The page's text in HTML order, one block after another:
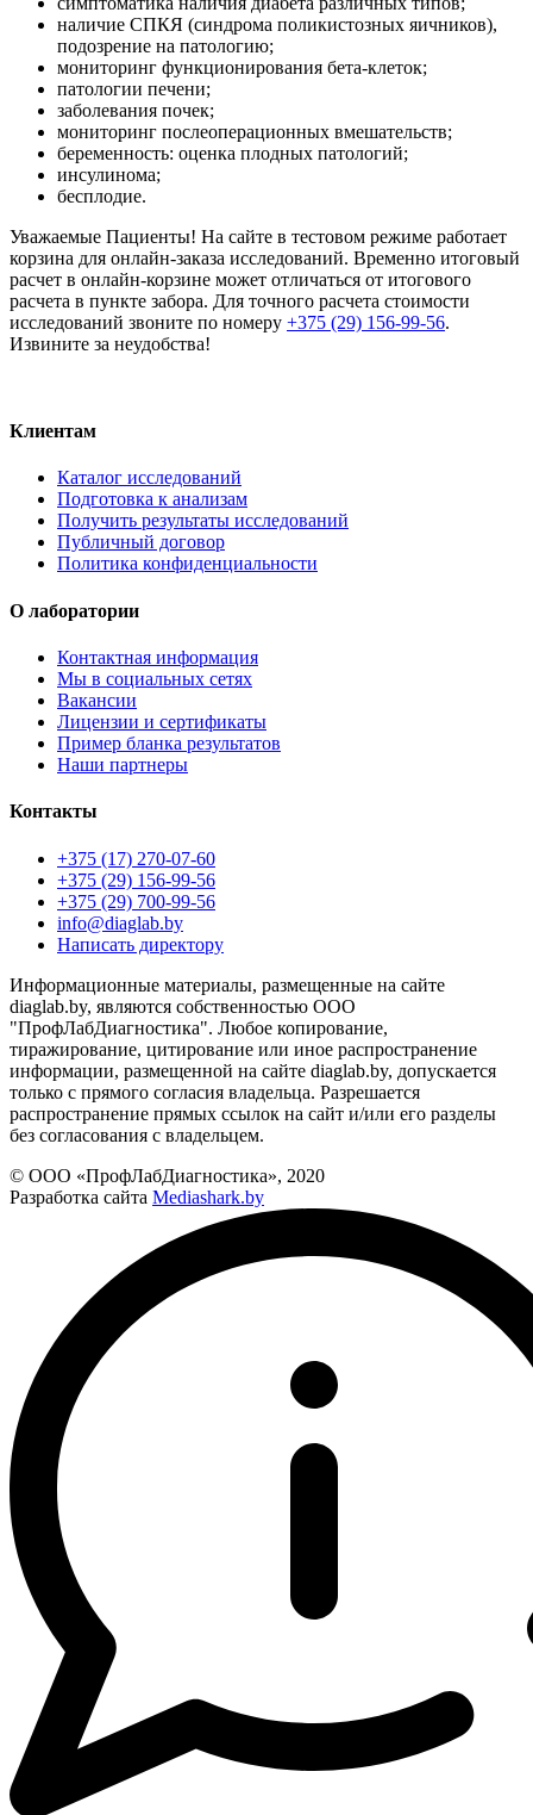
наличие СПКЯ (синдрома поликистозных яичников),
подозрение на патологию;
мониторинг функционирования бета-клеток;
патологии печени;
заболевания почек;
мониторинг послеоперационных вмешательств;
беременность: оценка плодных патологий;
инсулинома;
бесплодие.
Уважаемые Пациенты! На сайте в тестовом режиме работает
корзина для онлайн-заказа исследований. Временно итоговый
расчет в онлайн-корзине может отличаться от итогового
расчета в пункте забора. Для точного расчета стоимости
исследований звоните по номеру +375 (29) 156-99-56.
Извините за неудобства!
Клиентам
Каталог исследований
Подготовка к анализам
Получить результаты исследований
Публичный договор
Политика конфиденциальности
О лаборатории
Контактная информация
Мы в социальных сетях
Вакансии
Лицензии и сертификаты
Пример бланка результатов
Наши партнеры
Контакты
+375 (17) 270-07-60
+375 (29) 156-99-56
+375 (29) 700-99-56
info@diaglab.by
Написать директору
Информационные материалы, размещенные на сайте
diaglab.by, являются собственностью ООО
"ПрофЛабДиагностика". Любое копирование,
тиражирование, цитирование или иное распространение
информации, размещенной на сайте diaglab.by, допускается
только с прямого согласия владельца. Разрешается
распространение прямых ссылок на сайт и/или его разделы
без согласования с владельцем.
© ООО «ПрофЛабДиагностика», 2020
Разработка сайта Mediashark.by